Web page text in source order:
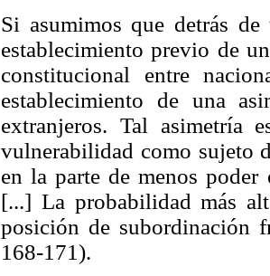
Si asumimos que detrás
establecimiento previo de
constitucional entre
establecimiento de una
extranjeros. Tal asimetría
vulnerabilidad como sujeto
en la parte de menos
[...] La probabilidad más
posición de subordinación
168-171).